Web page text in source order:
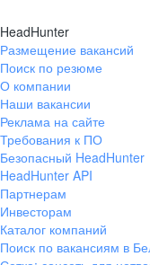
HeadHunter
Размещение вакансий
Поиск по резюме
О компании
Наши вакансии
Реклама на сайте
Требования к ПО
Безопасный HeadHunter
HeadHunter API
Партнерам
Инвесторам
Каталог компаний
Поиск по вакансиям в